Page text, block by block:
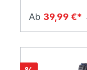
Ab 39,99 €*